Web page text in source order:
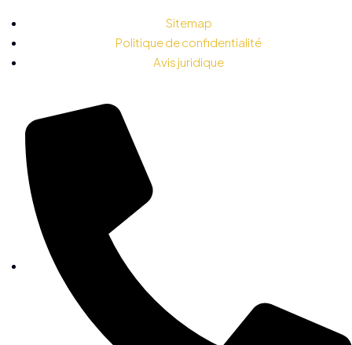
Sitemap
Politique de confidentialité
Avis juridique